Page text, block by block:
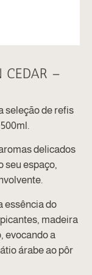
CEDAR –
seleção de refis
delicados
seu espaço,
essência do
madeira
evocando a
árabe ao pôr